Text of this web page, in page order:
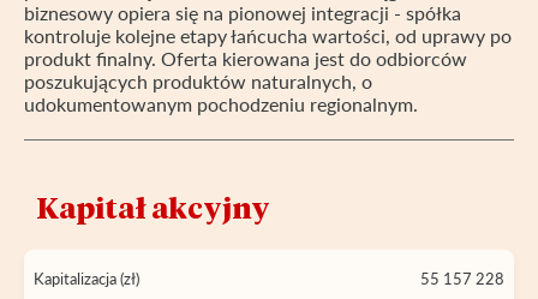
biznesowy opiera się na pionowej integracji - spółka
kontroluje kolejne etapy łańcucha wartości, od uprawy po
produkt finalny. Oferta kierowana jest do odbiorców
poszukujących produktów naturalnych, o
udokumentowanym pochodzeniu regionalnym.
Kapitał akcyjny
Kapitalizacja (zł) 55 157 228